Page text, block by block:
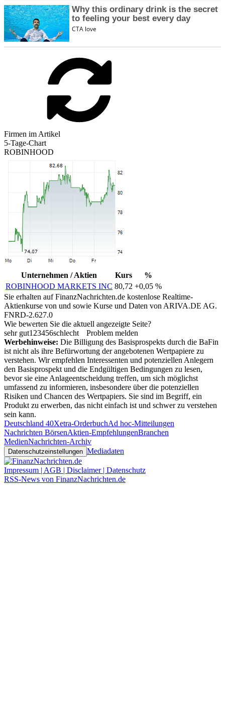
Firmen im Artikel
5-Tage-Chart
ROBINHOOD
Unternehmen / Aktien Kurs
%
ROBINHOOD MARKETS INC 80,72 +0,05 %
Sie erhalten auf FinanzNachrichten.de kostenlose Realtime-
Aktienkurse von und sowie Kurse und Daten von ARIVA.DE AG.
FNRD-2.627.0
Wie bewerten Sie die aktuell angezeigte Seite?
sehr gut1 23456schlecht
Problem melden
Werbehinweise: Die Billigung des Basisprospekts durch die BaFin
ist nicht als ihre Befürwortung der angebotenen Wertpapiere zu
verstehen. Wir empfehlen Interessenten und potenziellen Anlegern
den Basisprospekt und die Endgültigen Bedingungen zu lesen,
bevor sie eine Anlageentscheidung treffen, um sich möglichst
umfassend zu informieren, insbesondere über die potenziellen
Risiken und Chancen des Wertpapiers. Sie sind im Begriff, ein
Produkt zu erwerben, das nicht einfach ist und schwer zu verstehen
sein kann.
Deutschland 40Xetra-OrderbuchAd hoc-Mitteilungen
Nachrichten BörsenAktien-EmpfehlungenBranchen
MedienNachrichten-Archiv
Datenschutzeinstellungen Mediadaten
Impressum | AGB | Disclaimer | Datenschutz
RSS-News von FinanzNachrichten.de